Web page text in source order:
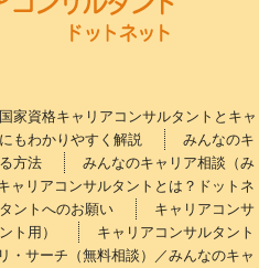
家資格キャリアコンサルタントとキャ
もわかりやすく解説
みんなのキ
方法
みんなのキャリア相談（み
ャリアコンサルタントとは？ドットネ
ントへのお願い
キャリアコンサ
ト用）
キャリアコンサルタント
・サーチ（無料相談）／みんなのキャ